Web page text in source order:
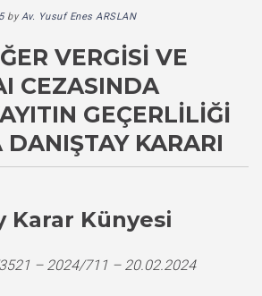
byAv. Yusuf Enes ARSLAN
VERGISI VE
CEZASINDA
GEÇERLILIĞI
KARARI
Karar Künyesi
– 2024/711 – 20.02.2024